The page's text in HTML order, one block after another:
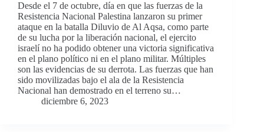
Desde el 7 de octubre, día en que las fuerzas de la
Resistencia Nacional Palestina lanzaron su primer
ataque en la batalla Diluvio de Al Aqsa, como parte
de su lucha por la liberación nacional, el ejercito
israelí no ha podido obtener una victoria significativa
en el plano político ni en el plano militar. Múltiples
son las evidencias de su derrota. Las fuerzas que han
sido movilizadas bajo el ala de la Resistencia
Nacional han demostrado en el terreno su…
diciembre 6, 2023